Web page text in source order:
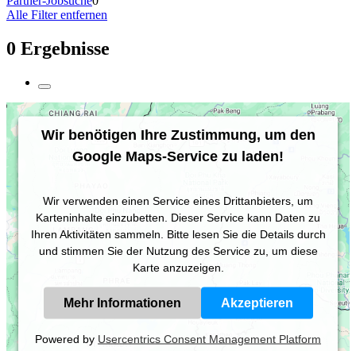
Alle Filter entfernen
0 Ergebnisse
Wir benötigen Ihre Zustimmung, um den
Google Maps-Service zu laden!
Wir verwenden einen Service eines Drittanbieters, um
Karteninhalte einzubetten. Dieser Service kann Daten zu
Ihren Aktivitäten sammeln. Bitte lesen Sie die Details durch
und stimmen Sie der Nutzung des Service zu, um diese
Karte anzuzeigen.
Mehr Informationen Akzeptieren
Powered by Usercentrics Consent Management Platform